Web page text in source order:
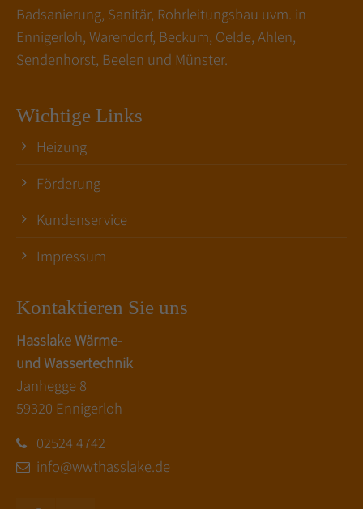
Badsanierung, Sanitär, Rohrleitungsbau uvm. in
Ennigerloh, Warendorf, Beckum, Oelde, Ahlen,
Sendenhorst, Beelen und Münster.
Wichtige Links
Heizung
Förderung
Kundenservice
Impressum
Kontaktieren Sie uns
Hasslake Wärme-
und Wassertechnik
Janhegge 8
59320 Ennigerloh
02524 4742
info@wwthasslake.de